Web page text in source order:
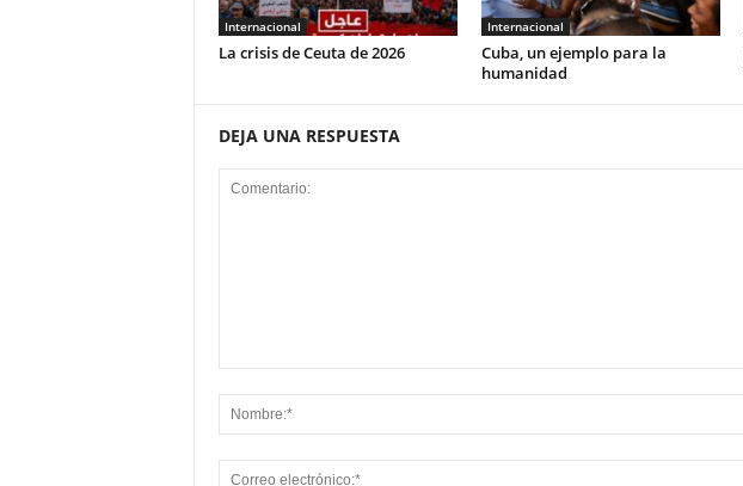
Internacional
La crisis de Ceuta de 2026
Internacional
Cuba, un ejemplo para la
humanidad
DEJA UNA RESPUESTA